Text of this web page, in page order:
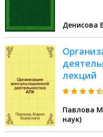
Денисова
лекций
Павлова
наук)